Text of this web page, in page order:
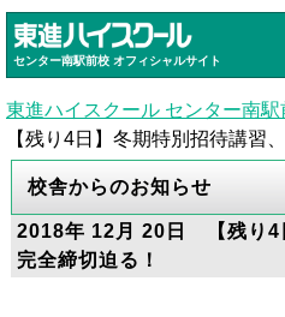
センター南駅前校 オフィシャルサイト
東進ハイスクール センター南駅
【残り4日】冬期特別招待講習
校舎からのお知らせ
2018年 12月 20日 【残り4
完全締切迫る！